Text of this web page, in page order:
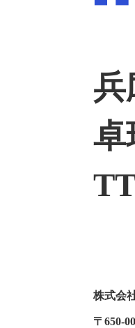
兵
卓
株式会
〒650-